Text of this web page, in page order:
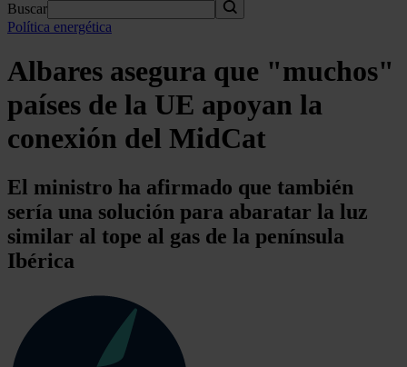
Buscar
Política energética
Albares asegura que "muchos"
países de la UE apoyan la
conexión del MidCat
El ministro ha afirmado que también
sería una solución para abaratar la luz
similar al tope al gas de la península
Ibérica